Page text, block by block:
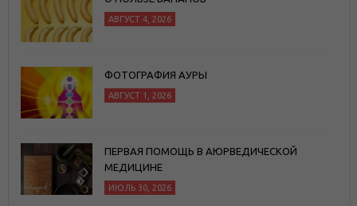
АВГУСТ 4, 2026
ФОТОГРАФИЯ АУРЫ
АВГУСТ 1, 2026
ПЕРВАЯ ПОМОЩЬ В АЮРВЕДИЧЕСКОЙ
МЕДИЦИНЕ
ИЮЛЬ 30, 2026